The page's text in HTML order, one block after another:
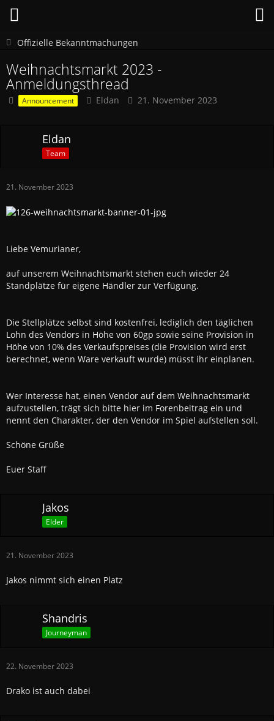
Offizielle Bekanntmachungen
Weihnachtsmarkt 2023 -
Anmeldungsthread
Announcement Eldan 21. November 2023
Eldan
Team
21. November 2023
Liebe Vemurianer,
auf unserem Weihnachtsmarkt stehen euch wieder 24
Standplätze für eigene Händler zur Verfügung.
Die Stellplätze selbst sind kostenfrei, lediglich den täglichen
Lohn des Vendors in Höhe von 60gp sowie seine Provision in
Höhe von 10% des Verkaufspreises (die Provision wird erst
berechnet, wenn Ware verkauft wurde) müsst ihr einplanen.
Wer Interesse hat, einen Vendor auf dem Weihnachtsmarkt
aufzustellen, trägt sich bitte hier im Forenbeitrag ein und
nennt den Charakter, der den Vendor im Spiel aufstellen soll.
Schöne Grüße
Euer Staff
Jakos
Elder
21. November 2023
Jakos nimmt sich einen Platz
Shandris
Journeyman
22. November 2023
Drako ist auch dabei